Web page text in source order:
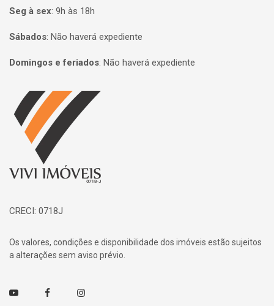
Seg à sex: 9h às 18h
Sábados: Não haverá expediente
Domingos e feriados: Não haverá expediente
Página inicial
CRECI: 0718J
Os valores, condições e disponibilidade dos imóveis estão sujeitos
a alterações sem aviso prévio.
Youtube FacebookInstagram